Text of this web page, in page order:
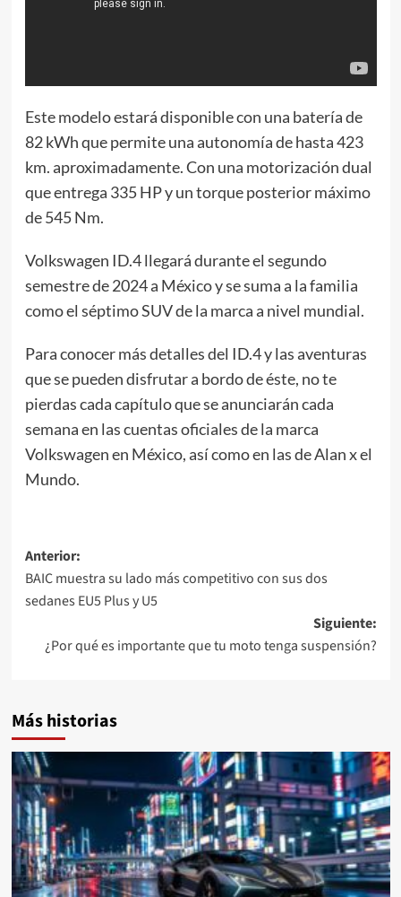
Este modelo estará disponible con una batería de
82 kWh que permite una autonomía de hasta 423
km. aproximadamente. Con una motorización dual
que entrega 335 HP y un torque posterior máximo
de 545 Nm.
Volkswagen ID.4 llegará durante el segundo
semestre de 2024 a México y se suma a la familia
como el séptimo SUV de la marca a nivel mundial.
Para conocer más detalles del ID.4 y las aventuras
que se pueden disfrutar a bordo de éste, no te
pierdas cada capítulo que se anunciarán cada
semana en las cuentas oficiales de la marca
Volkswagen en México, así como en las de Alan x el
Mundo.
Navegación
de
entradas
Anterior:
BAIC muestra su lado más competitivo con sus dos
sedanes EU5 Plus y U5
Siguiente:
¿Por qué es importante que tu moto tenga suspensión?
Más historias